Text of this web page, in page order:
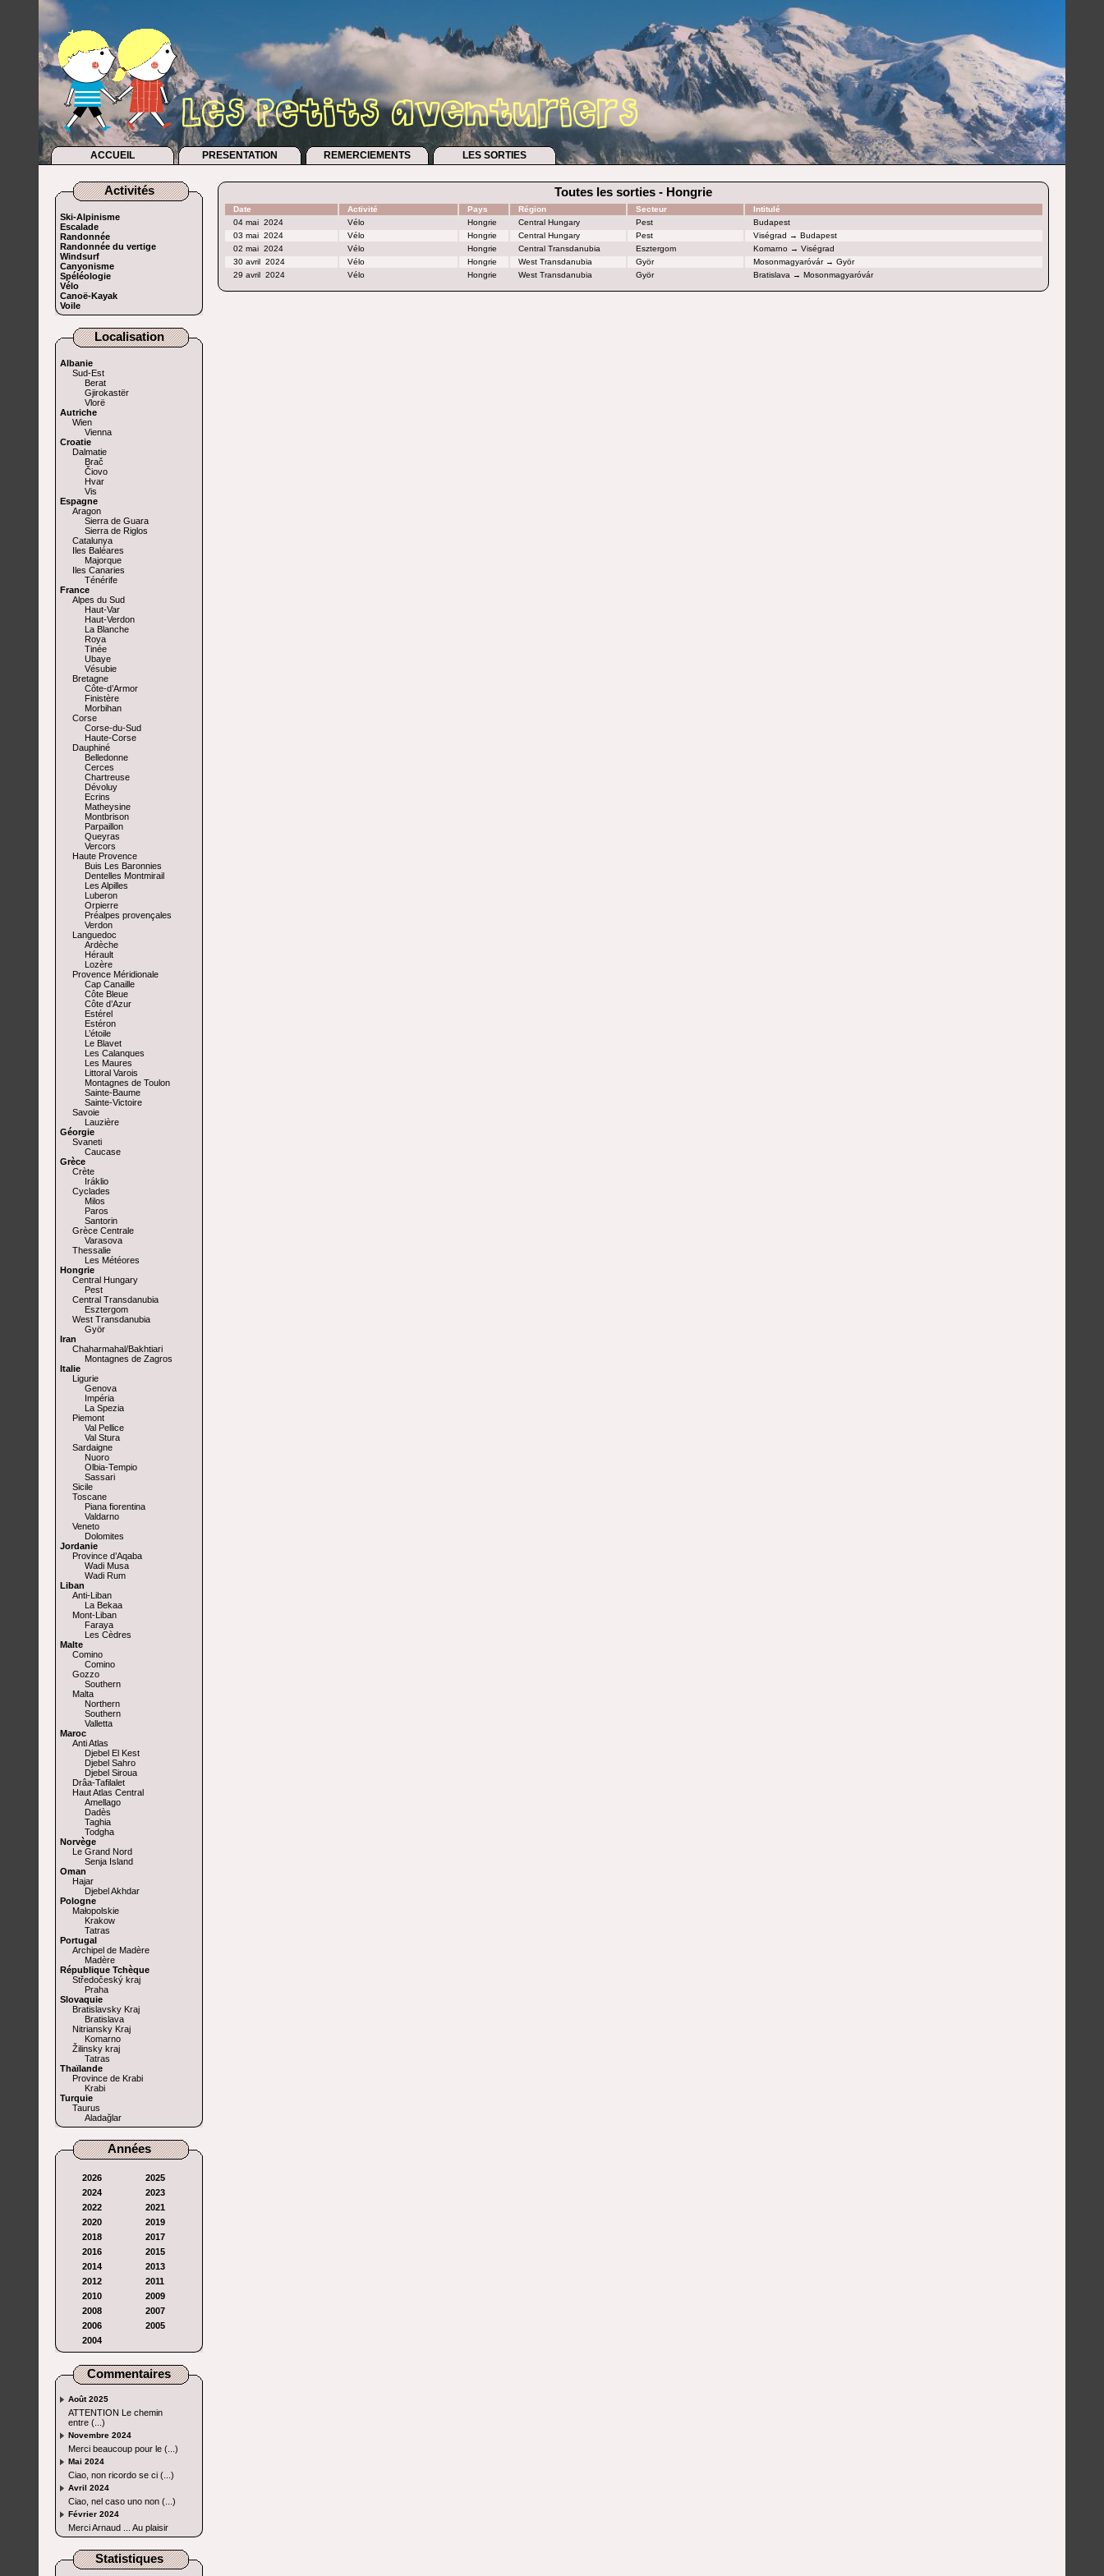
ACCUEIL PRESENTATION REMERCIEMENTS LES SORTIES
Toutes les sorties - Hongrie
Date Activité Pays Région Secteur
Intitulé
04 mai 2024 Vélo Hongrie Central Hungary Pest
Budapest
03 mai 2024 Vélo Hongrie Central Hungary Pest
Viségrad → Budapest
02 mai 2024 Vélo Hongrie Central Transdanubia Esztergom
Komarno → Viségrad
30 avril 2024 Vélo Hongrie West Transdanubia Györ
Mosonmagyaróvár → Györ
29 avril 2024 Vélo Hongrie West Transdanubia Györ Bratislava → Mosonmagyaróvár
Activités
Ski-Alpinisme
Escalade
Randonnée
Randonnée du vertige
Windsurf
Canyonisme
Spéléologie
Vélo
Canoë-Kayak
Voile
Localisation
Albanie
Sud-Est
Berat
Gjirokastër
Vlorë
Autriche
Wien
Vienna
Croatie
Dalmatie
Brač
Čiovo
Hvar
Vis
Espagne
Aragon
Sierra de Guara
Sierra de Riglos
Catalunya
Iles Baléares
Majorque
Iles Canaries
Ténérife
France
Alpes du Sud
Haut-Var
Haut-Verdon
La Blanche
Roya
Tinée
Ubaye
Vésubie
Bretagne
Côte-d’Armor
Finistère
Morbihan
Corse
Corse-du-Sud
Haute-Corse
Dauphiné
Belledonne
Cerces
Chartreuse
Dévoluy
Ecrins
Matheysine
Montbrison
Parpaillon
Queyras
Vercors
Haute Provence
Buis Les Baronnies
Dentelles Montmirail
Les Alpilles
Luberon
Orpierre
Préalpes provençales
Verdon
Languedoc
Ardèche
Hérault
Lozère
Provence Méridionale
Cap Canaille
Côte Bleue
Côte d’Azur
Estérel
Estéron
L’étoile
Le Blavet
Les Calanques
Les Maures
Littoral Varois
Montagnes de Toulon
Sainte-Baume
Sainte-Victoire
Savoie
Lauzière
Géorgie
Svaneti
Caucase
Grèce
Crète
Iráklio
Cyclades
Milos
Paros
Santorin
Grèce Centrale
Varasova
Thessalie
Les Météores
Hongrie
Central Hungary
Pest
Central Transdanubia
Esztergom
West Transdanubia
Györ
Iran
Chaharmahal/Bakhtiari
Montagnes de Zagros
Italie
Ligurie
Genova
Impéria
La Spezia
Piemont
Val Pellice
Val Stura
Sardaigne
Nuoro
Olbia-Tempio
Sassari
Sicile
Toscane
Piana fiorentina
Valdarno
Veneto
Dolomites
Jordanie
Province d’Aqaba
Wadi Musa
Wadi Rum
Liban
Anti-Liban
La Bekaa
Mont-Liban
Faraya
Les Cèdres
Malte
Comino
Comino
Gozzo
Southern
Malta
Northern
Southern
Valletta
Maroc
Anti Atlas
Djebel El Kest
Djebel Sahro
Djebel Siroua
Drâa-Tafilalet
Haut Atlas Central
Amellago
Dadès
Taghia
Todgha
Norvège
Le Grand Nord
Senja Island
Oman
Hajar
Djebel Akhdar
Pologne
Małopolskie
Krakow
Tatras
Portugal
Archipel de Madère
Madère
République Tchèque
Středočeský kraj
Praha
Slovaquie
Bratislavsky Kraj
Bratislava
Nitriansky Kraj
Komarno
Žilinsky kraj
Tatras
Thaïlande
Province de Krabi
Krabi
Turquie
Taurus
Aladağlar
Années
2026
2025
2024
2023
2022
2021
2020
2019
2018
2017
2016
2015
2014
2013
2012
2011
2010
2009
2008
2007
2006
2005
2004
Commentaires
Août 2025
ATTENTION Le chemin
entre (...)
Novembre 2024
Merci beaucoup pour le (...)
Mai 2024
Ciao, non ricordo se ci (...)
Avril 2024
Ciao, nel caso uno non (...)
Février 2024
Merci Arnaud ... Au plaisir
Statistiques